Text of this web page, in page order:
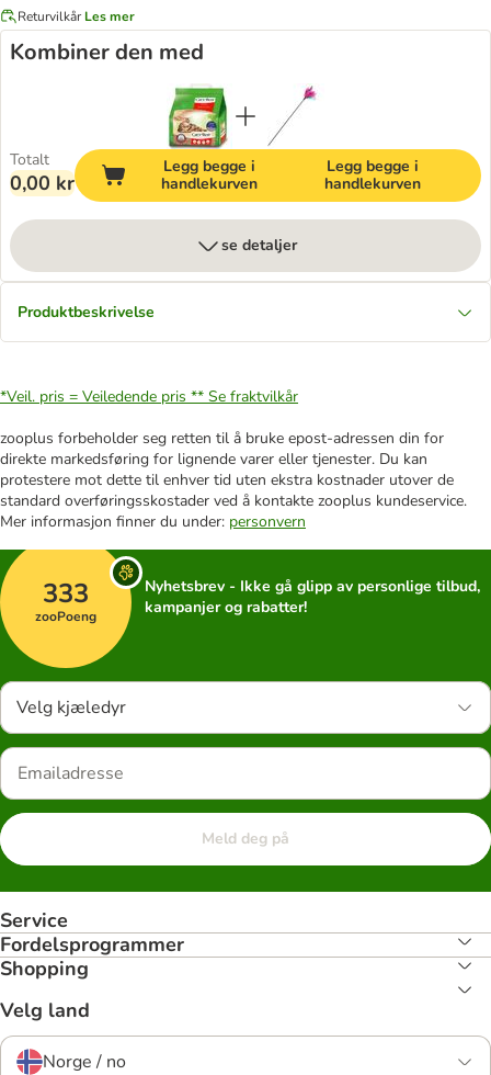
Returvilkår Les mer
Kombiner den med
Totalt
0,00 kr
Legg begge i
handlekurven
Legg begge i
handlekurven
se detaljer
Produktbeskrivelse
*Veil. pris = Veiledende pris ** Se fraktvilkår
zooplus forbeholder seg retten til å bruke epost-adressen din for
direkte markedsføring for lignende varer eller tjenester. Du kan
protestere mot dette til enhver tid uten ekstra kostnader utover de
standard overføringsskostader ved å kontakte zooplus kundeservice.
Mer informasjon finner du under: personvern
333
zooPoeng
Nyhetsbrev - Ikke gå glipp av personlige tilbud,
kampanjer og rabatter!
Velg kjæledyr
Meld deg på
Service
Fordelsprogrammer
Shopping
Velg land
Norge / no